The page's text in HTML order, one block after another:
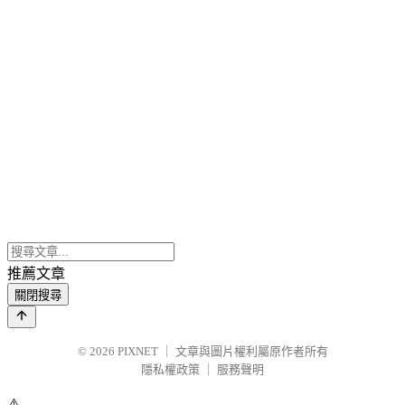
推薦文章
關閉搜尋
© 2026 PIXNET
文章與圖片權利屬原作者所有
隱私權政策
服務聲明